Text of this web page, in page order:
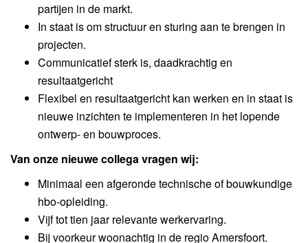
partijen in de markt.
In staat is om structuur en sturing aan te brengen in
projecten.
Communicatief sterk is, daadkrachtig en
resultaatgericht
Flexibel en resultaatgericht kan werken en in staat is
nieuwe inzichten te implementeren in het lopende
ontwerp- en bouwproces.
Van onze nieuwe collega vragen wij:
Minimaal een afgeronde technische of bouwkundige
hbo-opleiding.
Vijf tot tien jaar relevante werkervaring.
Bij voorkeur woonachtig in de regio Amersfoort.